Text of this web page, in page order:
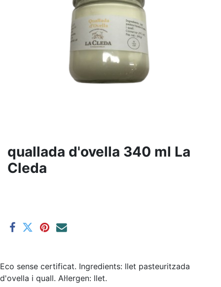
quallada d'ovella 340 ml La
Cleda
Eco sense certificat. Ingredients: llet pasteuritzada
d'ovella i quall. Al·lergen: llet.